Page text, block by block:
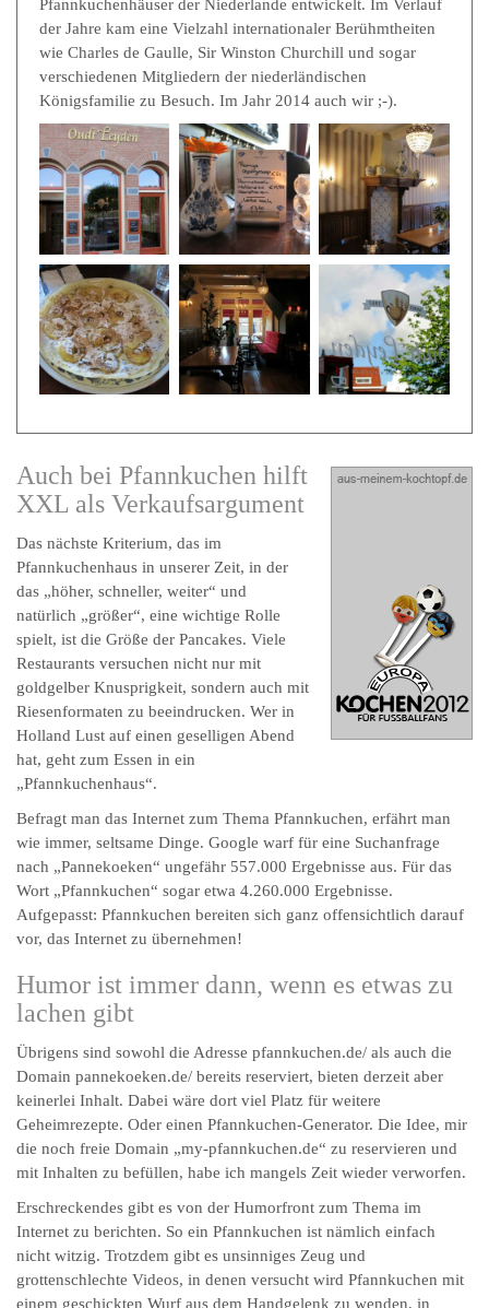
Pfannkuchenhäuser der Niederlande entwickelt. Im Verlauf
der Jahre kam eine Vielzahl internationaler Berühmtheiten
wie Charles de Gaulle, Sir Winston Churchill und sogar
verschiedenen Mitgliedern der niederländischen
Königsfamilie zu Besuch. Im Jahr 2014 auch wir ;-).
Auch bei Pfannkuchen hilft
XXL als Verkaufsargument
Das nächste Kriterium, das im
Pfannkuchenhaus in unserer Zeit, in der
das „höher, schneller, weiter“ und
natürlich „größer“, eine wichtige Rolle
spielt, ist die Größe der Pancakes. Viele
Restaurants versuchen nicht nur mit
goldgelber Knusprigkeit, sondern auch mit
Riesenformaten zu beeindrucken. Wer in
Holland Lust auf einen geselligen Abend
hat, geht zum Essen in ein
„Pfannkuchenhaus“.
Befragt man das Internet zum Thema Pfannkuchen, erfährt man
wie immer, seltsame Dinge. Google warf für eine Suchanfrage
nach „Pannekoeken“ ungefähr 557.000 Ergebnisse aus. Für das
Wort „Pfannkuchen“ sogar etwa 4.260.000 Ergebnisse.
Aufgepasst: Pfannkuchen bereiten sich ganz offensichtlich darauf
vor, das Internet zu übernehmen!
Humor ist immer dann, wenn es etwas zu
lachen gibt
Übrigens sind sowohl die Adresse pfannkuchen.de/ als auch die
Domain pannekoeken.de/ bereits reserviert, bieten derzeit aber
keinerlei Inhalt. Dabei wäre dort viel Platz für weitere
Geheimrezepte. Oder einen Pfannkuchen-Generator. Die Idee, mir
die noch freie Domain „my-pfannkuchen.de“ zu reservieren und
mit Inhalten zu befüllen, habe ich mangels Zeit wieder verworfen.
Erschreckendes gibt es von der Humorfront zum Thema im
Internet zu berichten. So ein Pfannkuchen ist nämlich einfach
nicht witzig. Trotzdem gibt es unsinniges Zeug und
grottenschlechte Videos, in denen versucht wird Pfannkuchen mit
einem geschickten Wurf aus dem Handgelenk zu wenden, in